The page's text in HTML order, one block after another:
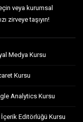
veya kurumsal
zirveye taşıyın!
Medya Kursu
Kursu
Analytics Kursu
İçerik Editörlüğü Kursu